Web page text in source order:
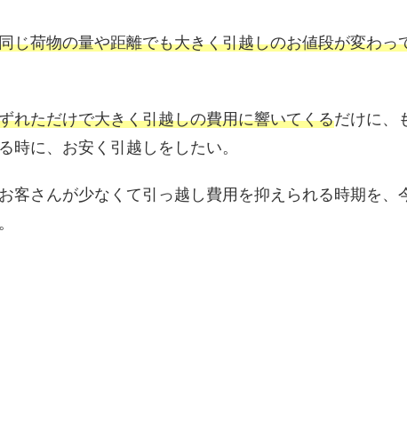
じ荷物の量や距離でも大きく引越しのお値段が変わっ
れただけで大きく引越しの費用に響いてくるだけに、
時に、お安く引越しをしたい。
客さんが少なくて引っ越し費用を抑えられる時期を、